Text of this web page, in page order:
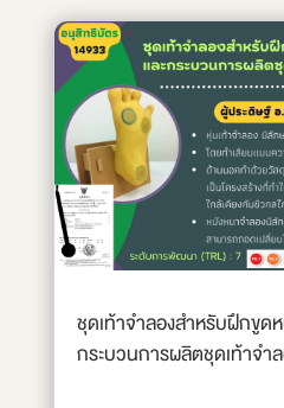
ชุดเท้าจำลองสำหรับฝึกขูด
กระบวนการผลิตชุดเท้าจำ